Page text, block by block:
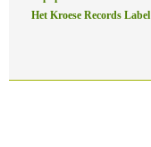
Het Kroese Records Label